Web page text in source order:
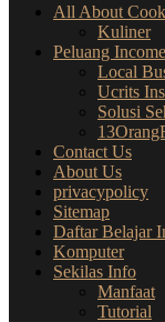
All About
Kuliner
Peluang Income
Local
Ucrits
Solusi
Contact Us
About Us
privacypolicy
Sitemap
Daftar Belajar
Komputer
Sekilas Info
Manfaat
Tutorial